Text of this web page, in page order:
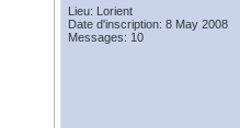
Lieu: Lorient
Date d'inscription: 8 May 2008
Messages: 10